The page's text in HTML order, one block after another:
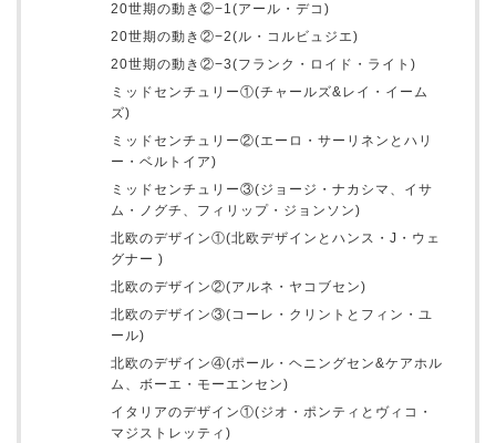
20世期の動き②−1(アール・デコ)
20世期の動き②−2(ル・コルビュジエ)
20世期の動き②−3(フランク・ロイド・ライト)
ミッドセンチュリー①(チャールズ&レイ・イーム
ズ)
ミッドセンチュリー②(エーロ・サーリネンとハリ
ー・ベルトイア)
ミッドセンチュリー③(ジョージ・ナカシマ、イサ
ム・ノグチ、フィリップ・ジョンソン)
北欧のデザイン①(北欧デザインとハンス・J・ウェ
グナー )
北欧のデザイン②(アルネ・ヤコブセン)
北欧のデザイン③(コーレ・クリントとフィン・ユ
ール)
北欧のデザイン④(ポール・ヘニングセン&ケアホル
ム、ボーエ・モーエンセン)
イタリアのデザイン①(ジオ・ポンティとヴィコ・
マジストレッティ)